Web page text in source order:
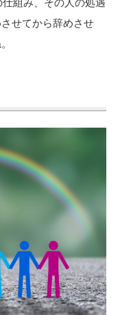
組み、その人の処遇
せてから辞めさせ